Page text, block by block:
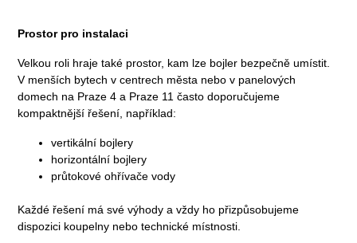
Prostor pro instalaci
Velkou roli hraje také prostor, kam lze bojler bezpečně umístit.
V menších bytech v centrech města nebo v panelových
domech na Praze 4 a Praze 11 často doporučujeme
kompaktnější řešení, například:
vertikální bojlery
horizontální bojlery
průtokové ohřívače vody
Každé řešení má své výhody a vždy ho přizpůsobujeme
dispozici koupelny nebo technické místnosti.